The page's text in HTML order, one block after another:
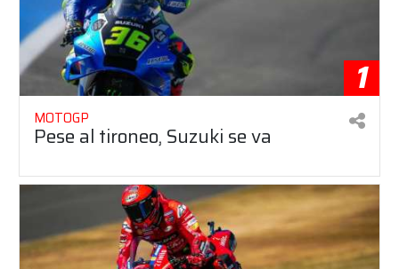
1
MOTOGP
Pese al tironeo, Suzuki se va